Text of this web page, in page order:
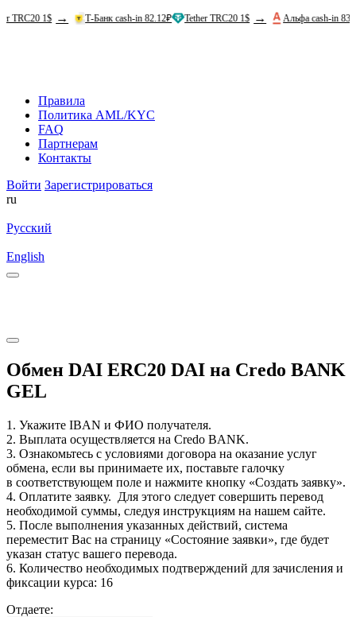
→ Т-Банк cash-in 82.12₽ Tether TRC20 1$ → Альфа cash-in 83.12₽
Правила
Политика AML/KYC
FAQ
Партнерам
Контакты
Войти Зарегистрироваться
ru
Русский
English
Обмен DAI ERC20 DAI на Credo BANK
GEL
1. Укажите IBAN и ФИО получателя.
2. Выплата осуществляется на Credo BANK.
3. Ознакомьтесь с условиями договора на оказание услуг
обмена, если вы принимаете их, поставьте галочку
в соответствующем поле и нажмите кнопку «Создать заявку».
4. Оплатите заявку. Для этого следует совершить перевод
необходимой суммы, следуя инструкциям на нашем сайте.
5. После выполнения указанных действий, система
переместит Вас на страницу «Состояние заявки», где будет
указан статус вашего перевода.
6. Количество необходимых подтверждений для зачисления и
фиксации курса: 16
Отдаете: